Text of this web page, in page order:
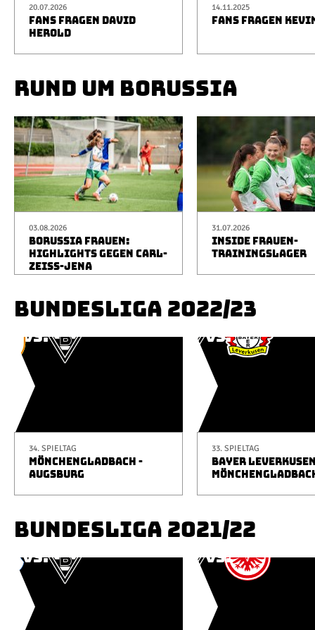
20.07.2026
FANS FRAGEN DAVID
HEROLD
14.11.2025
FANS FRAGEN
RUND UM BORUSSIA
03.08.2026
BORUSSIA FRAUEN:
HIGHLIGHTS GEGEN CARL-
ZEISS-JENA
31.07.2026
INSIDE FRAUEN-
TRAININGSLAGER
BUNDESLIGA 2022/23
34. SPIELTAG
MÖNCHENGLADBACH -
AUGSBURG
33. SPIELTAG
BAYER
BUNDESLIGA 2021/22